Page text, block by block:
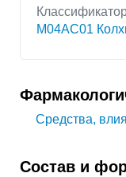
M04AC01
Средства,
Состав и